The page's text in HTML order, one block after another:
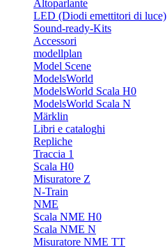
Altoparlante
LED (Diodi emettitori di luce)
Sound-ready-Kits
Accessori
modellplan
Model Scene
ModelsWorld
ModelsWorld Scala H0
ModelsWorld Scala N
Märklin
Libri e cataloghi
Repliche
Traccia 1
Scala H0
Misuratore Z
N-Train
NME
Scala NME H0
Scala NME N
Misuratore NME TT